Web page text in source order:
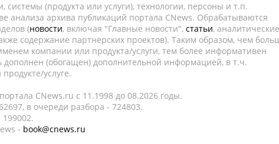
(продукта или услуги), технологии, персоны и т.п.
анализа архива публикаций портала CNews. Обрабатываются
(новости, включая "Главные новости", статьи, аналитические
содержание партнёрских проектов). Таким образом, чем
компании или продукта/услуги, тем более информативен
(обогащен) дополнительной информацией, в т.ч.
услуге.
CNews.ru c 11.1998 до 08.2026 годы.
в очереди разбора - 724803.
- book@cnews.ru